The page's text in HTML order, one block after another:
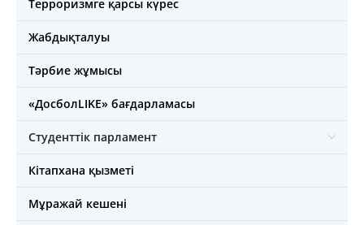
Терроризмге қарсы күрес
Жабдықталуы
Тәрбие жұмысы
«ДосболLIKE» бағдарламасы
Студенттік парламент
Кітапхана қызметі
Мұражай кешені